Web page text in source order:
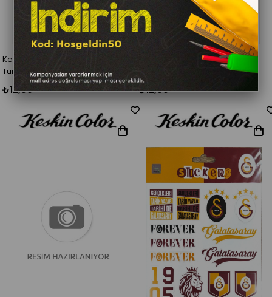
Keskin Color Kartpostal
Türkiye/100
₺12,00
Keskin Color Kartpostal
₺12,00